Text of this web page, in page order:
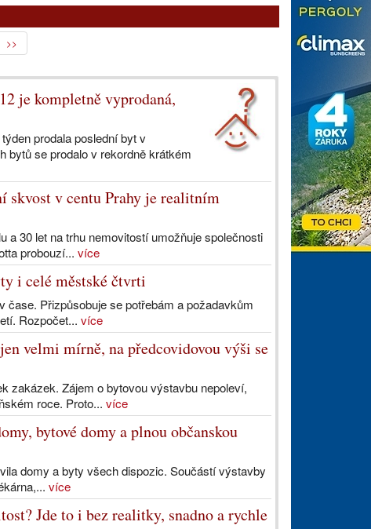
>>
je kompletně vyprodaná,
prodala poslední byt v
bytů se prodalo v rekordně krátkém
skvost v centu Prahy je realitním
a 30 let na trhu nemovitostí umožňuje společnosti
probouzí... více
i celé městské čtvrti
Přizpůsobuje se potřebám a požadavkům
Rozpočet... více
velmi mírně, na předcovidovou výši se
zakázek. Zájem o bytovou výstavbu nepoleví,
roce. Proto... více
bytové domy a plnou občanskou
domy a byty všech dispozic. Součástí výstavby
více
Jde to i bez realitky, snadno a rychle